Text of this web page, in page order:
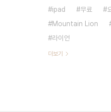
ipad
무료
Mountain Lion
라이언
더보기